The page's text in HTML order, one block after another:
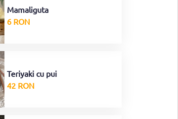
Mamaliguta
6 RON
Teriyaki cu pui
42 RON